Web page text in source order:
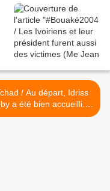
/ Au départ, Idriss
a été bien accueilli...
Acheikh Ibn-Oumar,